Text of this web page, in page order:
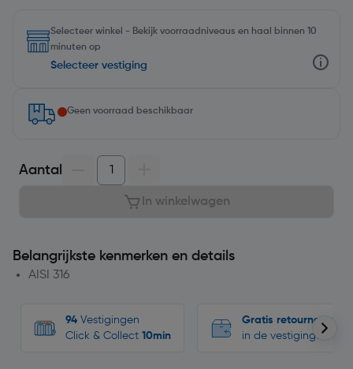
Selecteer winkel - Bekijk voorraadniveaus en haal binnen 10
minuten op
Selecteer vestiging
Geen voorraad beschikbaar
Aantal
In winkelwagen
Belangrijkste kenmerken en details
AISI 316
94 Vestigingen
Click & Collect 10min
Gratis retourneren
in de vestigingen